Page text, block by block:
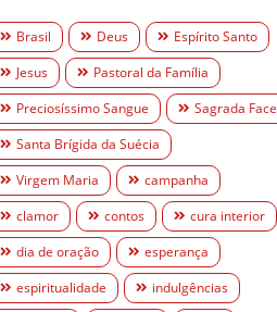
Brasil Deus
Espírito Santo
Jesus
Pastoral da Família
Preciosíssimo Sangue
Sagrada Face
Santa Brígida da Suécia
Virgem Maria
campanha
clamor
contos
cura interior
dia de oração
esperança
espiritualidade
indulgências